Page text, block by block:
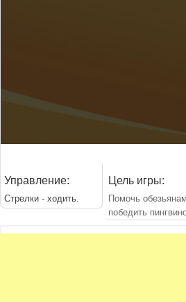
Управление:
Стрелки - ходить.
Цель игры:
Помочь обезьянам
победить